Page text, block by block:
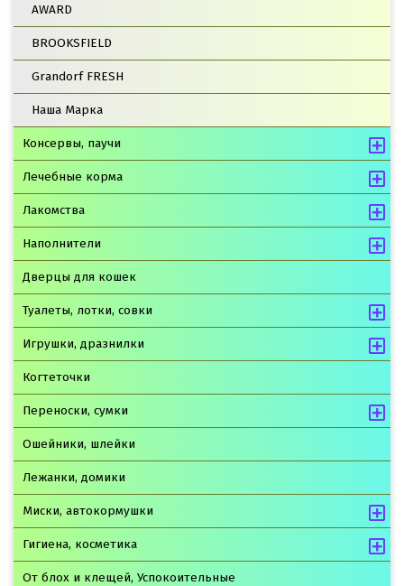
AWARD
BROOKSFIELD
Grandorf FRESH
Наша Марка
Консервы, паучи
Лечебные корма
Лакомства
Наполнители
Дверцы для кошек
Туалеты, лотки, совки
Игрушки, дразнилки
Когтеточки
Переноски, сумки
Ошейники, шлейки
Лежанки, домики
Миски, автокормушки
Гигиена, косметика
От блох и клещей, Успокоительные